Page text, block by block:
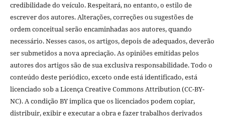
credibilidade do veículo. Respeitará, no entanto, o estilo de
escrever dos autores. Alterações, correções ou sugestões de
ordem conceitual serão encaminhadas aos autores, quando
necessário. Nesses casos, os artigos, depois de adequados, deverão
ser submetidos a nova apreciação. As opiniões emitidas pelos
autores dos artigos são de sua exclusiva responsabilidade. Todo o
conteúdo deste periódico, exceto onde está identificado, está
licenciado sob a Licença Creative Commons Attribution (CC-BY-
NC). A condição BY implica que os licenciados podem copiar,
distribuir, exibir e executar a obra e fazer trabalhos derivados